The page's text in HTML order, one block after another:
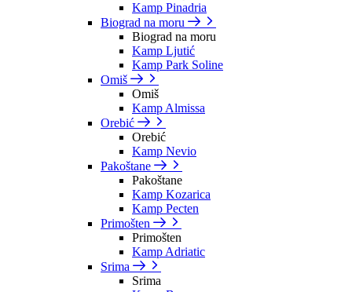
Kamp Pinadria
Biograd na moru
Biograd na moru
Kamp Ljutić
Kamp Park Soline
Omiš
Omiš
Kamp Almissa
Orebić
Orebić
Kamp Nevio
Pakoštane
Pakoštane
Kamp Kozarica
Kamp Pecten
Primošten
Primošten
Kamp Adriatic
Srima
Srima